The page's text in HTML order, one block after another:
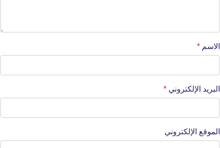
الاسم *
البريد الإلكتروني *
الموقع الإلكتروني